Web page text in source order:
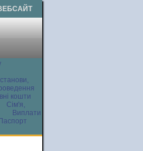
кошти
Сім'я,
Виплати
Паспорт